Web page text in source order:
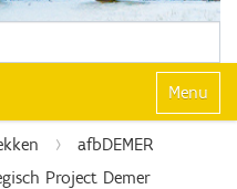
Klap
afbDEMER
Project Demer